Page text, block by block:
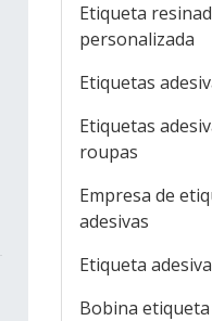
Etiqueta
personalizada
Etiquetas
Etiquetas
roupas
Empresa de
adesivas
Etiqueta
Bobina etiqueta